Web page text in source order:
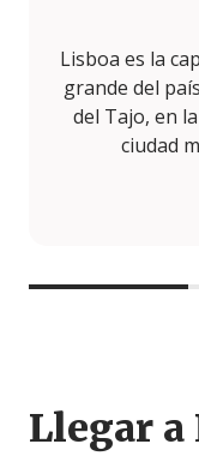
Lisboa es la
grande del
del Tajo, en
ciudad
Llegar a